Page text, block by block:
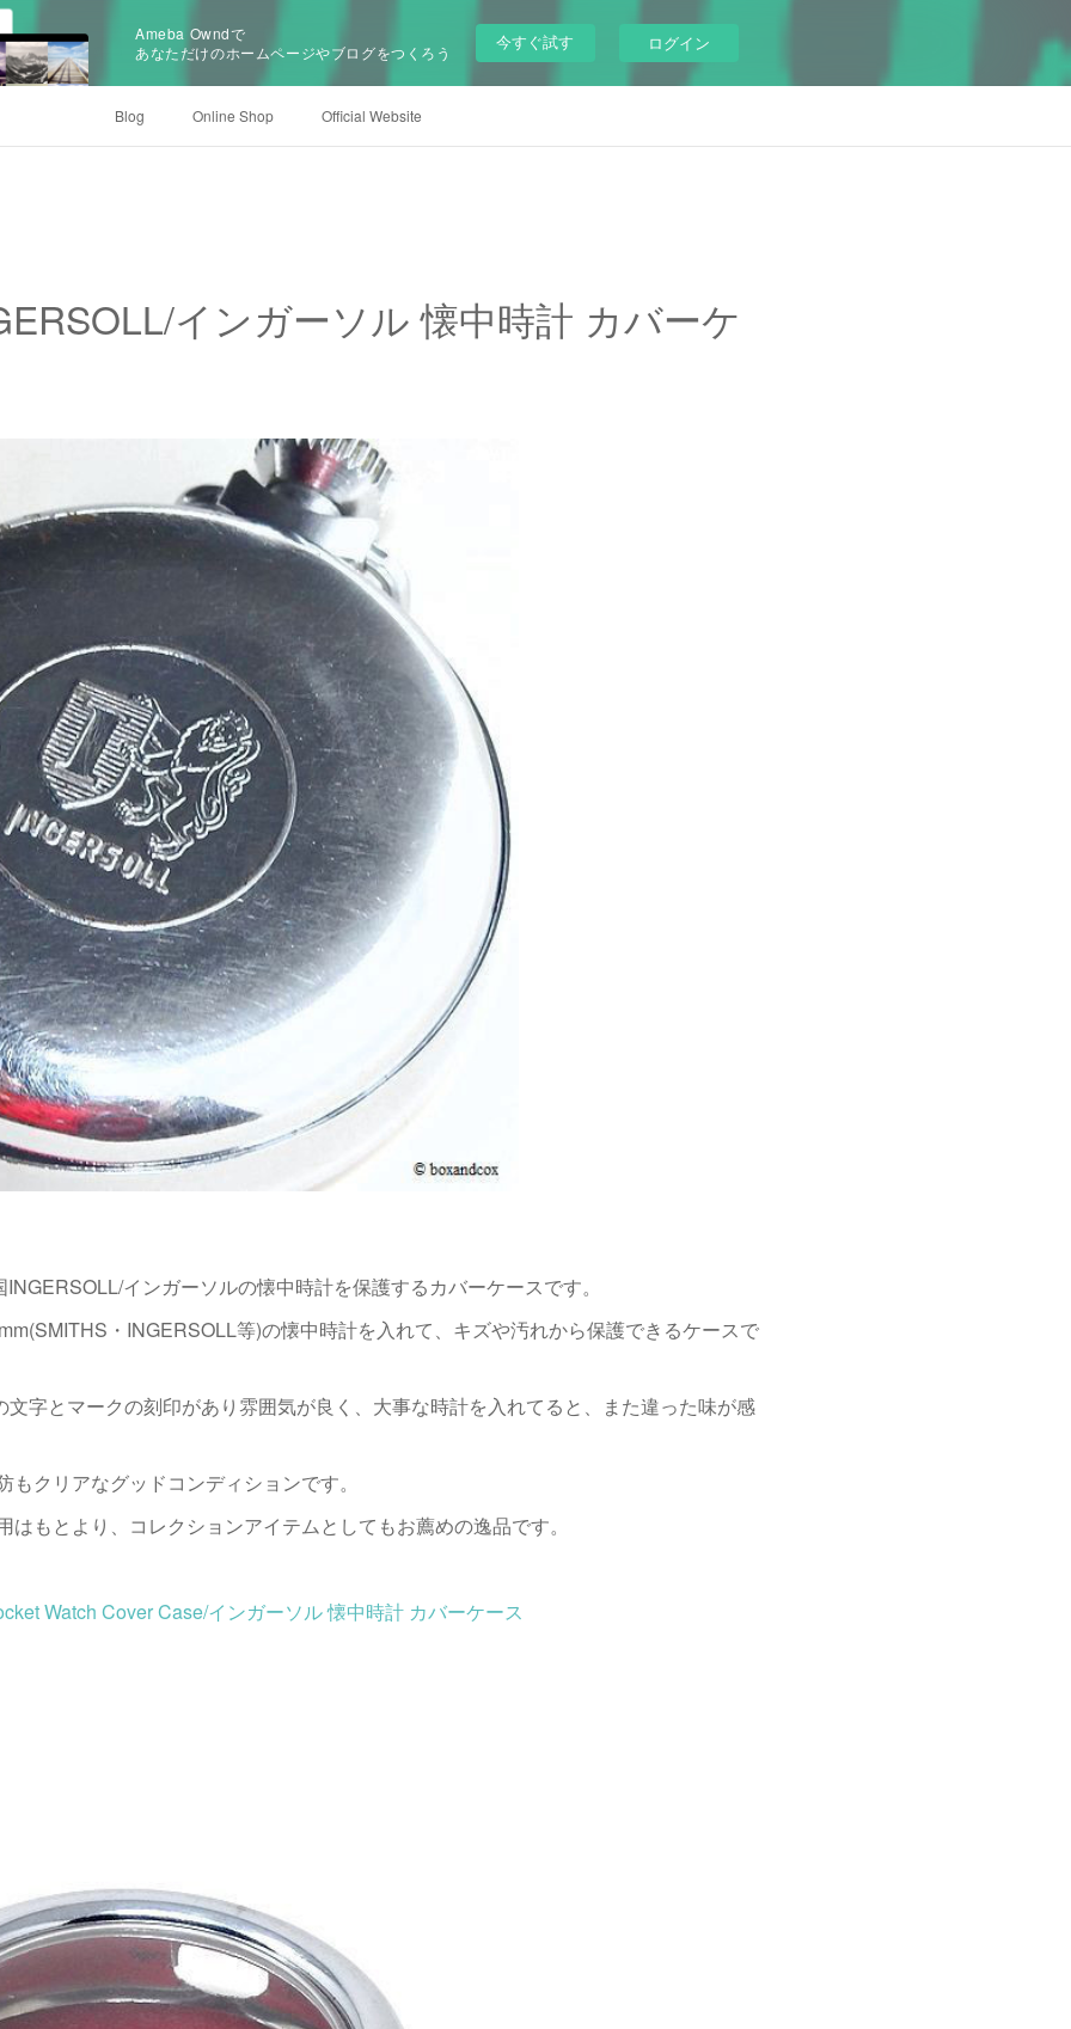
Ameba Owndで
あなただけのホームページやブログをつくろう
今すぐ試す ログイン
Blog Online Shop Official Website
インガーソル 懐中時計 カバーケ
インガーソルの懐中時計を保護するカバーケースです。
・INGERSOLL等)の懐中時計を入れて、キズや汚れから保護できるケースで
字とマークの刻印があり雰囲気が良く、大事な時計を入れてると、また違った味が感
クリアなグッドコンディションです。
もとより、コレクションアイテムとしてもお薦めの逸品です。
Watch Cover Case/インガーソル 懐中時計 カバーケース